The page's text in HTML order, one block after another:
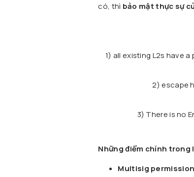
có, thì bảo mật thực sự
1) all existing L2s have
2) escape
3) There is no
Những điểm chính trong
Multisig